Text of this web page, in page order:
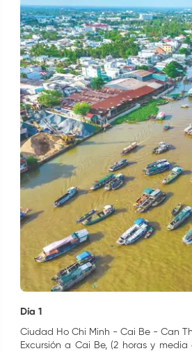
Día 1
Ciudad Ho Chi Minh - Cai Be - Can
Excursión a Cai Be, (2 horas y